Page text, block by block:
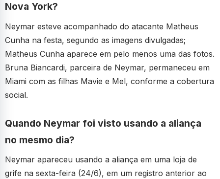
Nova York?
Neymar esteve acompanhado do atacante Matheus
Cunha na festa, segundo as imagens divulgadas;
Matheus Cunha aparece em pelo menos uma das fotos.
Bruna Biancardi, parceira de Neymar, permaneceu em
Miami com as filhas Mavie e Mel, conforme a cobertura
social.
Quando Neymar foi visto usando a aliança
no mesmo dia?
Neymar apareceu usando a aliança em uma loja de
grife na sexta-feira (24/6), em um registro anterior ao